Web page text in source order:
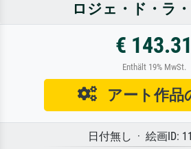
ロジェ・ド・ラ
€ 143.31
Enthält 19% MwSt.
アート作品
日付無し · 絵画ID: